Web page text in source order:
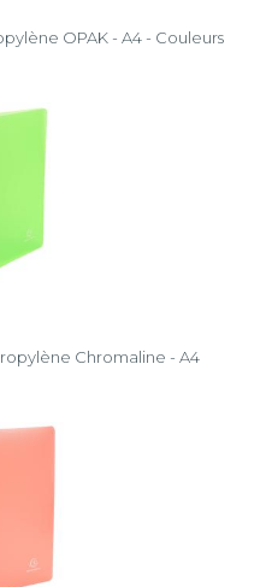
OPAK - A4 - Couleurs
Chromaline - A4